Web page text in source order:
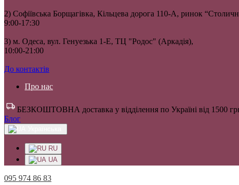
2) Софіївська Борщагівка, Кільцева дорога 110-А, ринок
9:00-17:30
3) м. Одеса, вул. Генуезька 1-Е, ТЦ "Родос" (Аркадія),
10:00-21:00
До контактів
Про нас
БЕЗКОШТОВНА доставка у відділення по Україні від 1500
Блог
RU
UA
095 974 86 83